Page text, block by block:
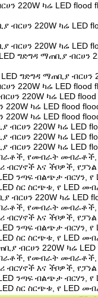
220W ካሬ LED
ብርሀን 220W ካሬ LED
220W ካሬ LED
ግድግዳ ማጠቢያ ብርሀን
ግድግዳ ማጠቢያ ብርሀን
220W ካሬ LED flood
220W ካሬ LED flood
ካሬ LED flood
ካሬ LED flood
ብርሀን 220W ካሬ LED
ብርሀን 220W ካሬ LED
ብርሀን 220W ካሬ
የመብራት
እና ችቦዎች,
ንጣፍ ብልጭታ ብርሃን,
ስር ስርጭቱ, የ LED
ብርሀን 220W ካሬ
የመብራት
እና ችቦዎች,
ንጣፍ ብልጭታ ብርሃን,
ስር ስርጭቱ, የ LED
ብርሀን 220W ካሬ
የመብራት
እና ችቦዎች,
ንጣፍ ብልጭታ ብርሃን,
ስር ስርጭቱ, የ LED